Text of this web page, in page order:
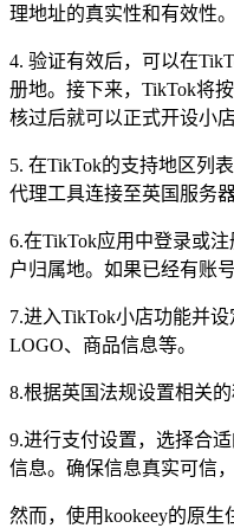
理地址的真实性和有效性。
4. 验证有效后，可以在
册地。接下来，TikTok将
核过后就可以正式开设小店
5. 在TikTok的支持地区列
代理工具连接至英国服务器
6.在TikTok应用中登录或
户归属地。如果已经有账
7.进入TikTok小店功能并
LOGO、商品信息等。
8.根据英国法规设置相关
9.进行支付设置，选择合
信息。确保信息真实可信
然而，使用kookeey的原